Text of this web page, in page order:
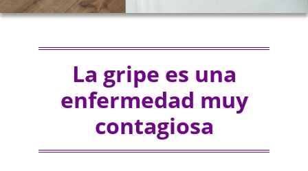
La gripe es una
enfermedad muy
contagiosa